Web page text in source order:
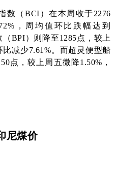
数（BCI）在本周收于2276
，周均值环比跌幅达到
BPI）则降至1285点，较上
减少7.61%。而超灵便型船
点，较上周五微降1.50%，
尼煤价